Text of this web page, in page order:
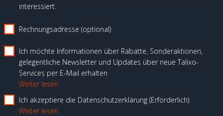
interessiert.
Rechnungsadresse (optional)
Ich möchte Informationen über Rabatte, Sonderaktionen,
gelegentliche Newsletter und Updates über neue Talixo-
Services per E-Mail erhalten
Weiter lesen
Ich akzeptiere die Datenschutzerklärung Erforderlich
Weiter lesen